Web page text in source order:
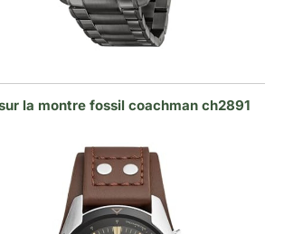
la montre fossil coachman ch2891